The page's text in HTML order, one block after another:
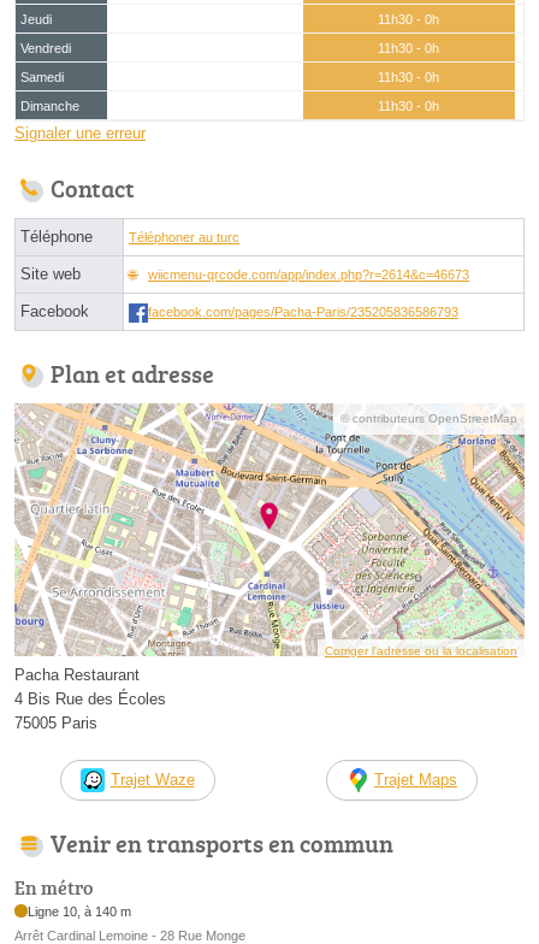
Jeudi
11h30 - 0h
Vendredi
11h30 - 0h
Samedi
11h30 - 0h
Dimanche
11h30 - 0h
Signaler une erreur
Contact
Téléphone Téléphoner au turc
Site web wiicmenu-qrcode.com/app/index.php?r=2614&c=46673
Facebook facebook.com/pages/Pacha-Paris/235205836586793
Plan et adresse
© contributeurs OpenStreetMap
Corriger l’adresse ou la localisation
Pacha Restaurant
4 Bis Rue des Écoles
75005 Paris
Trajet Waze Trajet Maps
Venir en transports en commun
En métro
Ligne 10, à 140 m
Arrêt Cardinal Lemoine - 28 Rue Monge